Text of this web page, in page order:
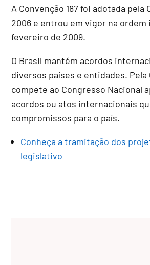
A Convenção 187 foi adotada pela
2006 e entrou em vigor na
fevereiro de 2009.
O Brasil mantém acordos
diversos países e entidades.
compete ao Congresso Nacional
acordos ou atos internacionais
compromissos para o país.
Conheça a tramitação dos
legislativo